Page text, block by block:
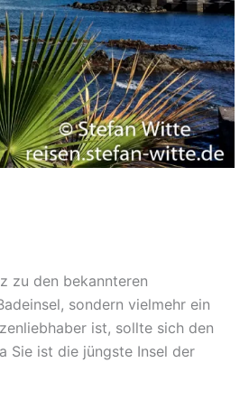
zu den bekannteren
sondern vielmehr ein
ist, sollte sich den
Sie ist die jüngste Insel der